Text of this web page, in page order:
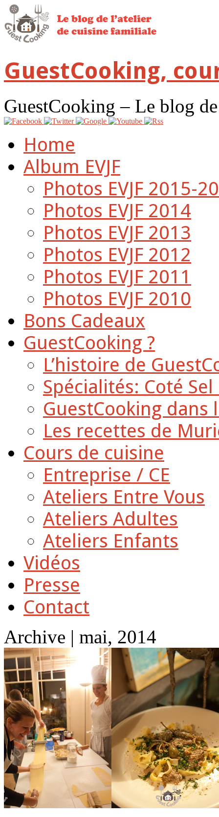
GuestCooking,
GuestCooking – Le blog
Home
Album EVJF
Photos EVJF 2015-
Photos EVJF 2014
Photos EVJF 2013
Photos EVJF 2012
Photos EVJF 2011
Photos EVJF 2010
Bons Cadeaux
GuestCooking ?
L’histoire de
Spécialités: Coté
GuestCooking dans
Les recettes de
Cours de cuisine
Entreprise / CE
Ateliers Entre Vous
Ateliers Adultes
Ateliers Enfants
Vidéos
Presse
Contact
Archive | mai, 2014